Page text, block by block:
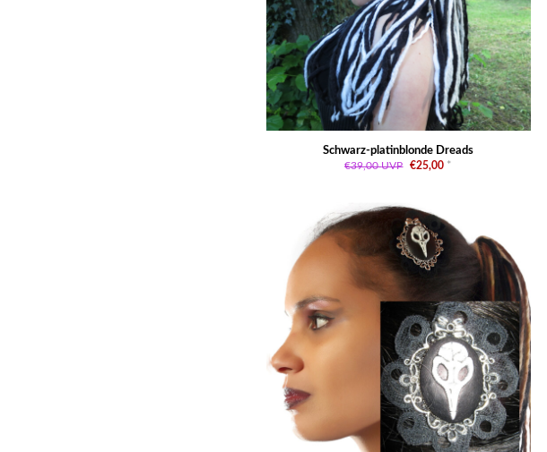
Schwarz-platinblonde Dreads
€39,00UVP €25,00 *